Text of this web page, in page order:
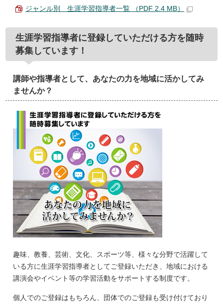
ジャンル別 生涯学習指導者一覧 （PDF 2.4 MB）
生涯学習指導者に登録していただける方を随時
募集しています！
講師や指導者として、あなたの力を地域に活かしてみ
ませんか？
趣味、教養、芸術、文化、スポーツ等、様々な分野で活躍して
いる方に生涯学習指導者としてご登録いただき、地域における
講演会やイベント等の学習活動をサポートする制度です。
個人でのご登録はもちろん、団体でのご登録も受け付けており